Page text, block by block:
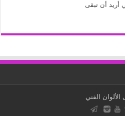
أريد أن تبقى
الألوان الفني